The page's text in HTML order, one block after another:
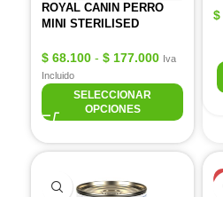
ROYAL CANIN PERRO
MINI STERILISED
$ 68.100 - $ 177.000 Iva
Incluido
SELECCIONAR
OPCIONES
$